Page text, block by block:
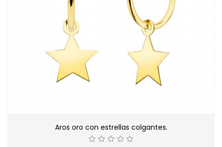
Aros oro con estrellas colgantes.